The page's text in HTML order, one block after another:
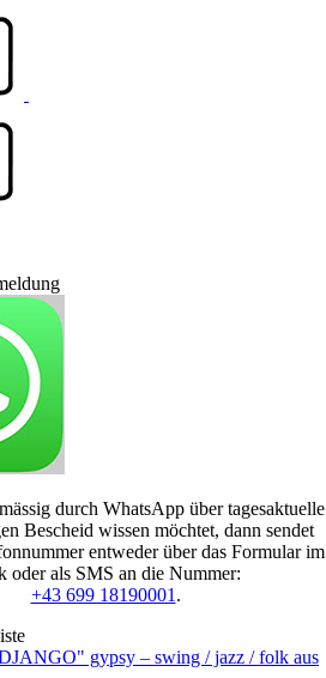
durch WhatsApp über tagesaktuelle
Bescheid wissen möchtet, dann sendet
entweder über das Formular im
oder als SMS an die Nummer:
+43 699 18190001 .
gypsy – swing / jazz / folk aus